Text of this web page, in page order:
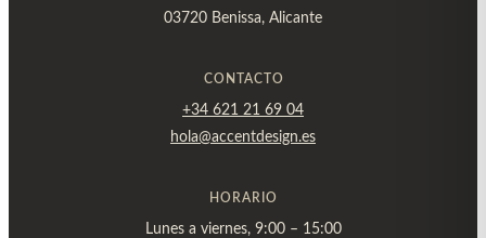
03720 Benissa, Alicante
CONTACTO
+34 621 21 69 04
hola@accentdesign.es
HORARIO
Lunes a viernes, 9:00 – 15:00